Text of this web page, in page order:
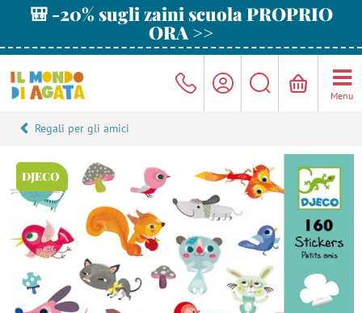
🎒 -20% sugli zaini scuola PROPRIO
ORA >>
Menu
Regali per gli amici
DJECO